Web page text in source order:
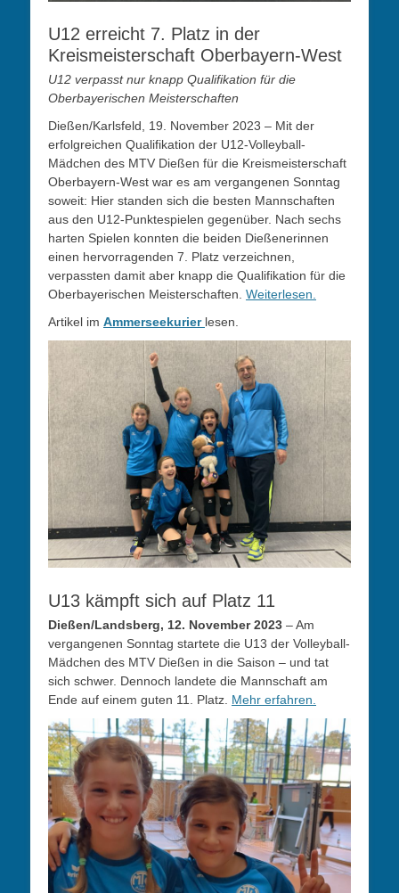
U12 erreicht 7. Platz in der
Kreismeisterschaft Oberbayern-West
U12 verpasst nur knapp Qualifikation für die
Oberbayerischen Meisterschaften
Dießen/Karlsfeld, 19. November 2023 – Mit der
erfolgreichen Qualifikation der U12-Volleyball-
Mädchen des MTV Dießen für die Kreismeisterschaft
Oberbayern-West war es am vergangenen Sonntag
soweit: Hier standen sich die besten Mannschaften
aus den U12-Punktespielen gegenüber. Nach sechs
harten Spielen konnten die beiden Dießenerinnen
einen hervorragenden 7. Platz verzeichnen,
verpassten damit aber knapp die Qualifikation für die
Oberbayerischen Meisterschaften. Weiterlesen.
Artikel im Ammerseekurier lesen.
U13 kämpft sich auf Platz 11
Dießen/Landsberg, 12. November 2023 – Am
vergangenen Sonntag startete die U13 der Volleyball-
Mädchen des MTV Dießen in die Saison – und tat
sich schwer. Dennoch landete die Mannschaft am
Ende auf einem guten 11. Platz. Mehr erfahren.